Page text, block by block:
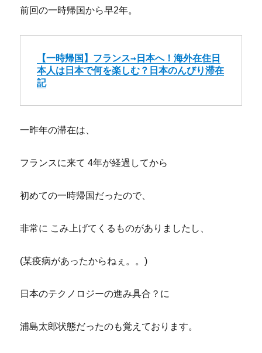
ー
前回の一時帰国から早2年。
【一時帰国】フランス→日本へ！海外在住日
本人は日本で何を楽しむ？日本のんびり滞在
記
一昨年の滞在は、
フランスに来て 4年が経過してから
初めての一時帰国だったので、
非常に こみ上げてくるものがありましたし、
(某疫病があったからねぇ。。)
日本のテクノロジーの進み具合？に
浦島太郎状態だったのも覚えております。